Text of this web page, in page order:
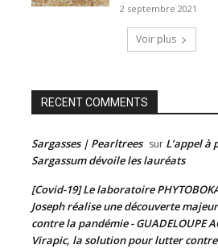
2 septembre 2021
Voir plus
RECENT COMMENTS
Sargasses | Pearltrees sur L’appel à
Sargassum dévoile les lauréats
[Covid-19] Le laboratoire
Joseph réalise une découverte
contre la pandémie - GUADELOUPE
Virapic, la solution pour lutter contre